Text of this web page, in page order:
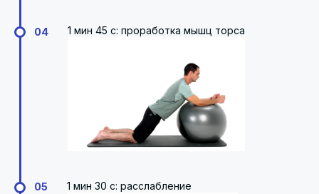
04 1 мин 45 с: проработка мышц торса
05 1 мин 30 с: расслабление